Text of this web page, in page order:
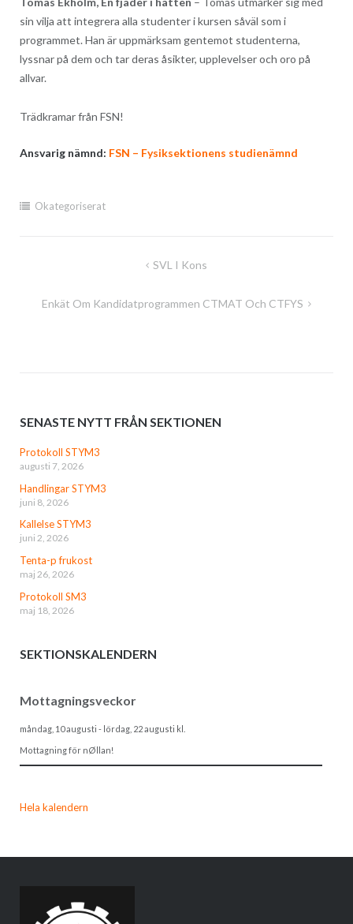
sin vilja att integrera alla studenter i kursen såväl som i
programmet. Han är uppmärksam gentemot studenterna,
lyssnar på dem och tar deras åsikter, upplevelser och oro på
allvar.
Trädkramar från FSN!
Ansvarig nämnd: FSN – Fysiksektionens studienämnd
Okategoriserat
InläggsnavigeringSVL I Kons
Enkät Om Kandidatprogrammen CTMAT Och CTFYS
SENASTE NYTT FRÅN SEKTIONEN
Protokoll STYM3
augusti 7, 2026
Handlingar STYM3
juni 8, 2026
Kallelse STYM3
juni 2, 2026
Tenta-p frukost
maj 26, 2026
Protokoll SM3
maj 18, 2026
SEKTIONSKALENDERN
Mottagningsveckor
måndag, 10 augusti - lördag, 22 augusti kl.
Mottagning för nØllan!
Hela kalendern